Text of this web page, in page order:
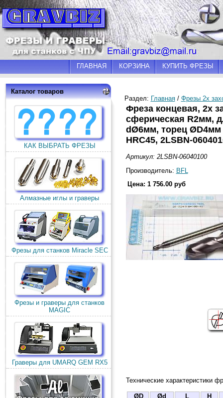
ГЛАВНАЯ КОРЗИНА КУПИТЬ ФРЕЗЫ
Каталог товаров
КАК ВЫБРАТЬ ФРЕЗЫ
Алмазные иглы и граверы
Фрезы для станков Miracle SEC
Фрезы и граверы для станков
MAGIC
Граверы для UMARQ GEM RX5
Раздел: Главная/ Фрезы 2х
Фреза концевая, 2х
сферическая R2мм,
dØ6мм, торец ØD4мм
HRC45, 2LSBN-
Артикул: 2LSBN-06040100
Производитель: BFL
Цена: 1 756.00 руб
Технические характеристики
ØD Ød L
H